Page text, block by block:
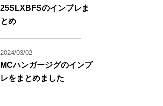
25SLXBFSのインプレま
とめ
2024/03/02
MCハンガージグのインプ
レをまとめました